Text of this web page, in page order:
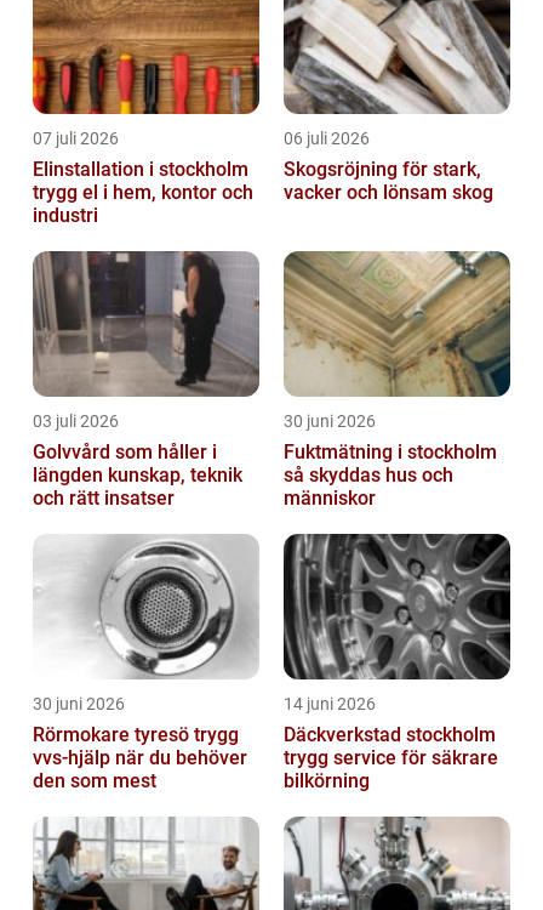
07 juli 2026
Elinstallation i stockholm
trygg el i hem, kontor och
industri
06 juli 2026
Skogsröjning för stark,
vacker och lönsam skog
03 juli 2026
Golvvård som håller i
längden kunskap, teknik
och rätt insatser
30 juni 2026
Fuktmätning i stockholm
så skyddas hus och
människor
30 juni 2026
Rörmokare tyresö trygg
vvs-hjälp när du behöver
den som mest
14 juni 2026
Däckverkstad stockholm
trygg service för säkrare
bilkörning